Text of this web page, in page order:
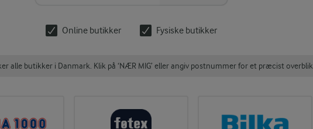
Online butikker Fysiske butikker
alle butikker i Danmark. Klik på ‘NÆR MIG’ eller angiv postnummer for et præcist overblik.